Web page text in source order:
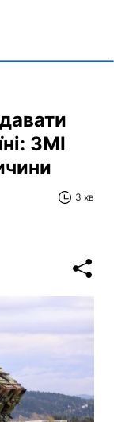
ЗМІ
3 хв